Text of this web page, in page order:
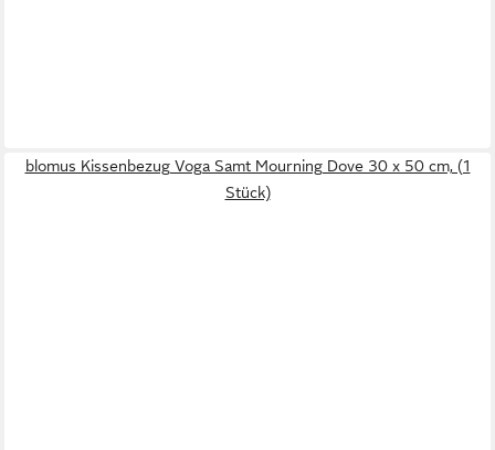
blomus Kissenbezug Voga Samt Mourning Dove 30 x 50 cm, (1
Stück)